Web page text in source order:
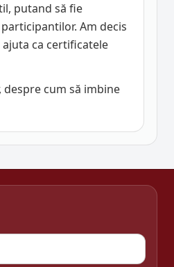
putand să fie
Am decis
ca certificatele
cum să imbine